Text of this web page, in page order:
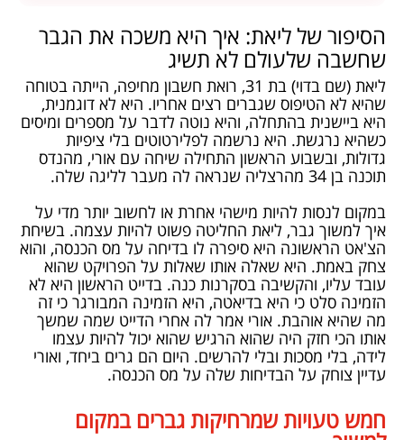
הסיפור של ליאת: איך היא משכה את הגבר
שחשבה שלעולם לא תשיג
ליאת (שם בדוי) בת 31, רואת חשבון מחיפה, הייתה בטוחה
שהיא לא הטיפוס שגברים רצים אחריו. היא לא דוגמנית,
היא ביישנית בהתחלה, והיא נוטה לדבר על מספרים ומיסים
כשהיא נרגשת. היא נרשמה לפלירטוטים בלי ציפיות
גדולות, ובשבוע הראשון התחילה שיחה עם אורי, מהנדס
תוכנה בן 34 מהרצליה שנראה לה מעבר לליגה שלה.
במקום לנסות להיות מישהי אחרת או לחשוב יותר מדי על
איך למשוך גבר, ליאת החליטה פשוט להיות עצמה. בשיחת
הצ'אט הראשונה היא סיפרה לו בדיחה על מס הכנסה, והוא
צחק באמת. היא שאלה אותו שאלות על הפרויקט שהוא
עובד עליו, והקשיבה בסקרנות כנה. בדייט הראשון היא לא
הזמינה סלט כי היא בדיאטה, היא הזמינה המבורגר כי זה
מה שהיא אוהבת. אורי אמר לה אחרי הדייט שמה שמשך
אותו הכי חזק היה שהוא הרגיש שהוא יכול להיות עצמו
לידה, בלי מסכות ובלי להרשים. היום הם גרים ביחד, ואורי
עדיין צוחק על הבדיחות שלה על מס הכנסה.
חמש טעויות שמרחיקות גברים במקום